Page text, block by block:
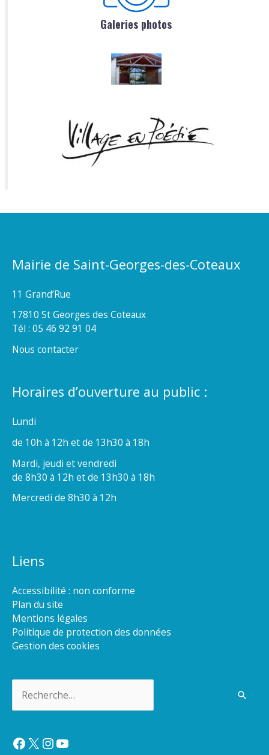
Galeries photos
Mairie de Saint-Georges-des-Coteaux
11 Grand’Rue
17810 St Georges des Coteaux
Tél : 05 46 92 91 04
Nous contacter
Horaires d’ouverture au public :
Lundi
de 10h à 12h et de 13h30 à 18h
Mardi, jeudi et vendredi
de 8h30 à 12h et de 13h30 à 18h
Mercredi de 8h30 à 12h
Liens
Accessibilité : non conforme
Plan du site
Mentions légales
Politique de protection des données
Gestion des cookies
Facebook
X Instagram
YouTube